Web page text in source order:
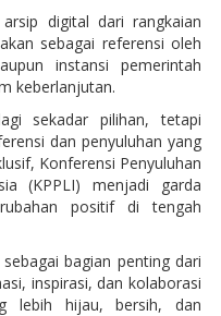
digital dari rangkaian
sebagai referensi oleh
instansi pemerintah
keberlanjutan.
sekadar pilihan, tetapi
dan penyuluhan yang
Konferensi Penyuluhan
(KPPLI) menjadi garda
positif di tengah
bagian penting dari
inspirasi, dan kolaborasi
lebih hijau, bersih, dan